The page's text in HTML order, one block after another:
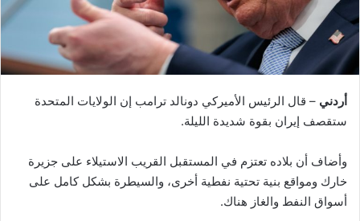
أردني – قال الرئيس الأميركي دونالد ترامب إن الولايات المتحدة
ستقصف إيران بقوة شديدة الليلة.
وأضاف أن بلاده تعتزم في المستقبل القريب الاستيلاء على جزيرة
خارك ومواقع بنية تحتية نفطية أخرى، والسيطرة بشكل كامل على
أسواق النفط والغاز هناك.